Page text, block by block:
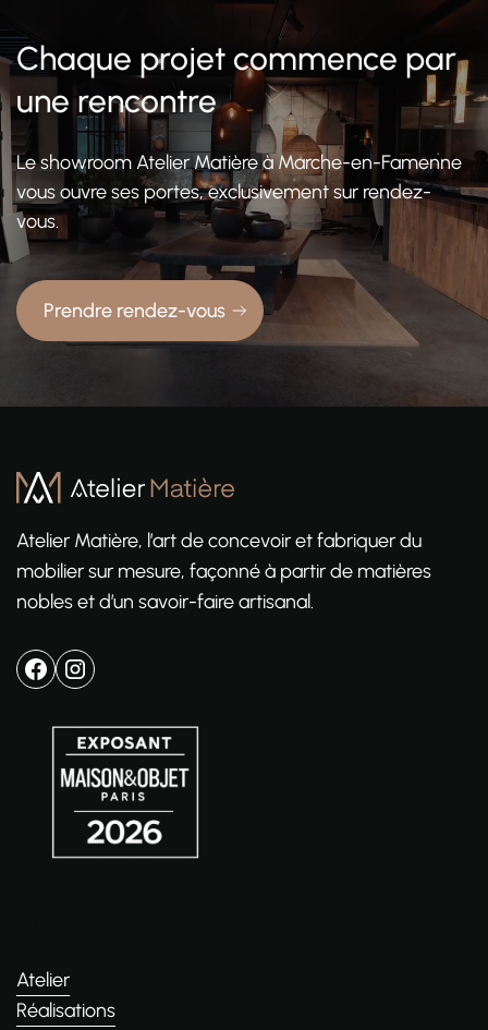
Chaque projet commence par
une rencontre
Le showroom Atelier Matière à Marche-en-Famenne
vous ouvre ses portes, exclusivement sur rendez-
vous.
Prendre rendez-vous
Atelier Matière, l’art de concevoir et fabriquer du
mobilier sur mesure, façonné à partir de matières
nobles et d’un savoir-faire artisanal.
Atelier
Réalisations